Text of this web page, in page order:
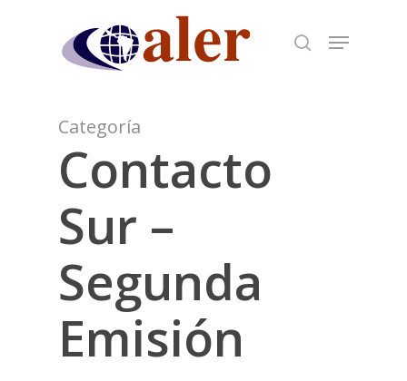
Categoría
Contacto
Sur –
Segunda
Emisión